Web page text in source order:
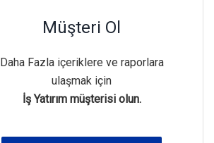
Müşteri Ol
Daha Fazla içeriklere ve raporlara
ulaşmak için
İş Yatırım müşterisi olun.